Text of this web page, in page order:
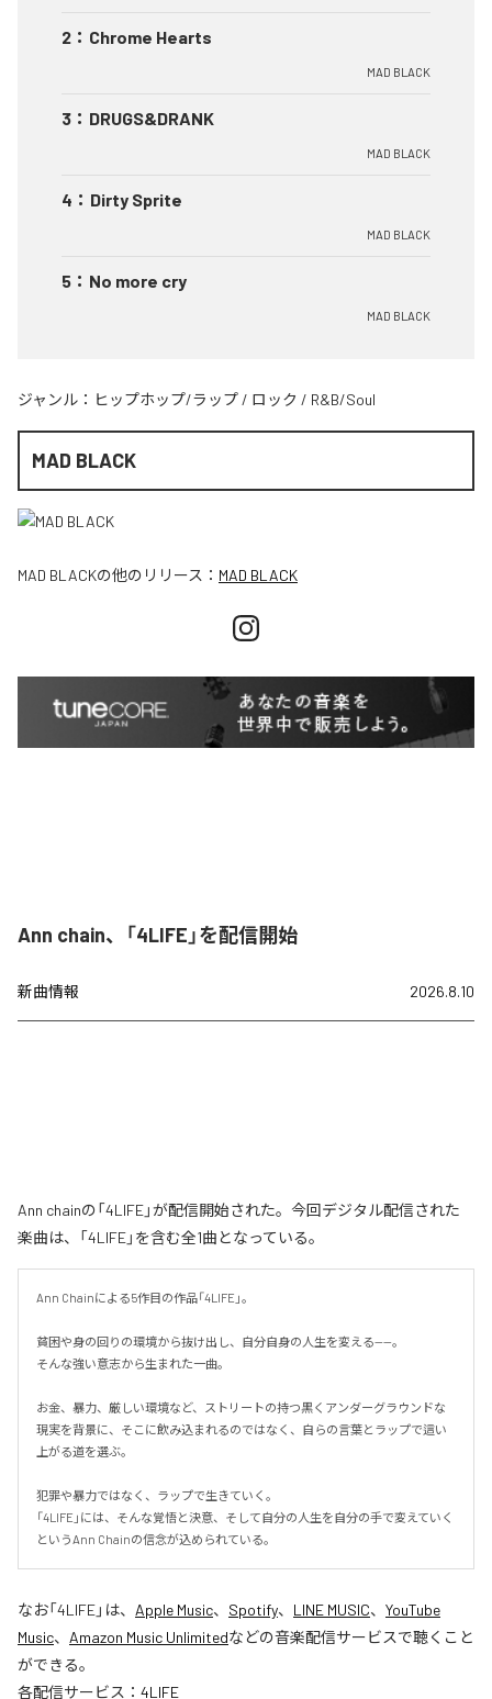
2 ： Chrome Hearts
MAD BLACK
3 ： DRUGS&DRANK
MAD BLACK
4 ： Dirty Sprite
MAD BLACK
5 ： No more cry
MAD BLACK
ジャンル： ヒップホップ/ラップ / ロック / R&B/Soul
MAD BLACK
MAD BLACKの他のリリース： MAD BLACK
Ann chain、「4LIFE」を配信開始
新曲情報 2026.8.10
Ann chainの「4LIFE」が配信開始された。今回デジタル配信された
楽曲は、「4LIFE」を含む全1曲となっている。
Ann Chainによる5作目の作品「4LIFE」。
貧困や身の回りの環境から抜け出し、自分自身の人生を変える——。
そんな強い意志から生まれた一曲。
お金、暴力、厳しい環境など、ストリートの持つ黒くアンダーグラウンドな
現実を背景に、そこに飲み込まれるのではなく、自らの言葉とラップで這い
上がる道を選ぶ。
犯罪や暴力ではなく、ラップで生きていく。
「4LIFE」には、そんな覚悟と決意、そして自分の人生を自分の手で変えていく
というAnn Chainの信念が込められている。
なお「4LIFE」は、 Apple Music、 Spotify、 LINE MUSIC、 YouTube
Music、 Amazon Music Unlimitedなどの音楽配信サービスで聴くこと
ができる。
各配信サービス： 4LIFE